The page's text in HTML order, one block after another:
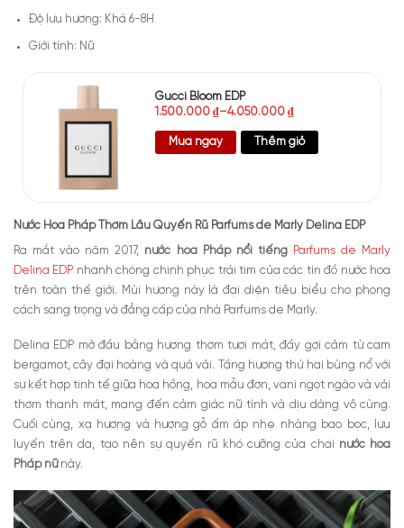
Độ lưu hương: Khá 6-8H
Giới tính: Nữ
Gucci Bloom EDP
1.500.000₫–4.050.000₫
Mua ngay Thêm giỏ
Nước Hoa Pháp Thơm Lâu Quyến Rũ Parfums de Marly Delina EDP
Ra mắt vào năm 2017, nước hoa Pháp nổi tiếng
Parfums de Marly
Delina EDP nhanh chóng chinh phục trái tim của các tín đồ nước hoa
trên toàn thế giới. Mùi hương này là đại diện tiêu biểu cho phong
cách sang trọng và đẳng cấp của nhà Parfums de Marly.
Delina EDP mở đầu bằng hương thơm tươi mát, đầy gợi cảm từ cam
bergamot, cây đại hoàng và quả vải. Tầng hương thứ hai bùng nổ với
sự kết hợp tinh tế giữa hoa hồng, hoa mẫu đơn, vani ngọt ngào và vải
thơm thanh mát, mang đến cảm giác nữ tính và dịu dàng vô cùng.
Cuối cùng, xạ hương và hương gỗ ấm áp nhẹ nhàng bao bọc, lưu
luyến trên da, tạo nên sự quyến rũ khó cưỡng của chai nước hoa
Pháp nữnày.